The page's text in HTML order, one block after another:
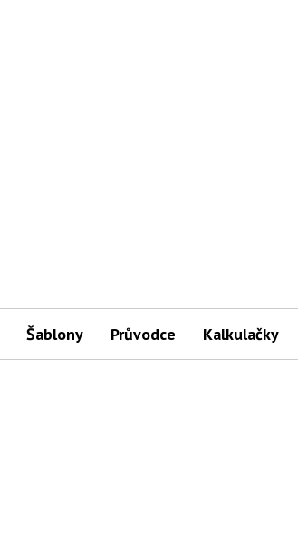
Šablony Průvodce Kalkulačky